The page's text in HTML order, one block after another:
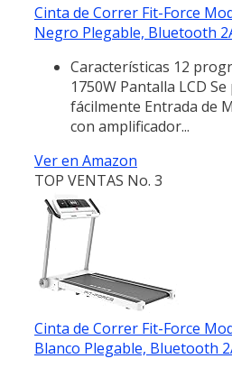
Cinta de Correr Fit-Force
Negro Plegable, Bluetooth
Características 12
1750W Pantalla LCD
fácilmente Entrada de
con amplificador...
Ver en Amazon
TOP VENTAS No. 3
Cinta de Correr Fit-Force
Blanco Plegable, Bluetooth